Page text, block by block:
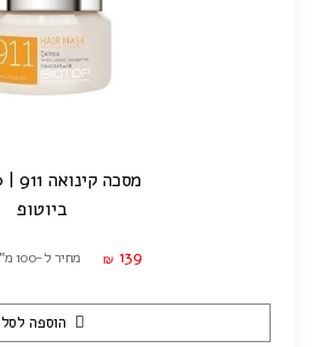
מסכה קינואה 911 | 550 מ"ל
ביוטופ
₪ 139 מחיר ל-100 מ"ל: ₪25.27
הוספה לסל